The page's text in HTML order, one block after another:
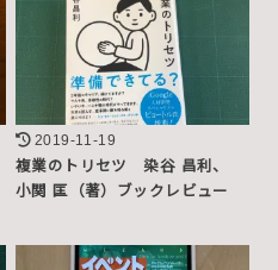
2019-11-19
複業のトリセツ 染谷 昌利、
小関 匡（著）ブックレビュー